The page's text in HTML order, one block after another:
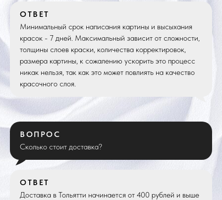
ОТВЕТ
Минимальный срок написания картины и высыхания
красок - 7 дней. Максимальный зависит от сложности,
толщины слоев краски, количества корректировок,
размера картины, к сожалению ускорить это процесс
никак нельзя, так как это может повлиять на качество
красочного слоя.
ВОПРОС
Сколько стоит доставка?
ОТВЕТ
Доставка в Тольятти начинается от 400 рублей и выше